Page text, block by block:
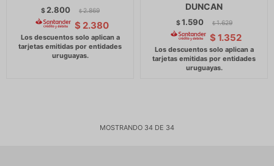
$ 2.800 $ 2.869
$ 2.380
DUNCAN
$1.590 $ 1.629
$ 1.352
MOSTRANDO 34 DE 34